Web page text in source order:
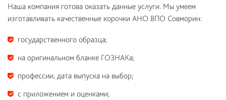
Наша компания готова оказать данные услуги. Мы умеем
изготавливать качественные корочки АНО ВПО Совморин:
государственного образца;
на оригинальном бланке ГОЗНАКа;
профессии, дата выпуска на выбор;
с приложением и оценками;